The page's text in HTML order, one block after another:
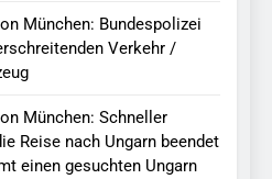
München: Bundespolizei
Verkehr /
München: Schneller
Reise nach Ungarn beendet
einen gesuchten Ungarn